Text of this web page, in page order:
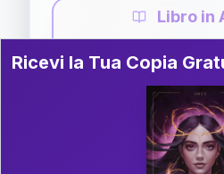
Libro in
Guida completa
Il libro è in fase di scrittura.
per ricevere
Ricevi la Tua Copia Gratuita
Ricevi la Tua Copia